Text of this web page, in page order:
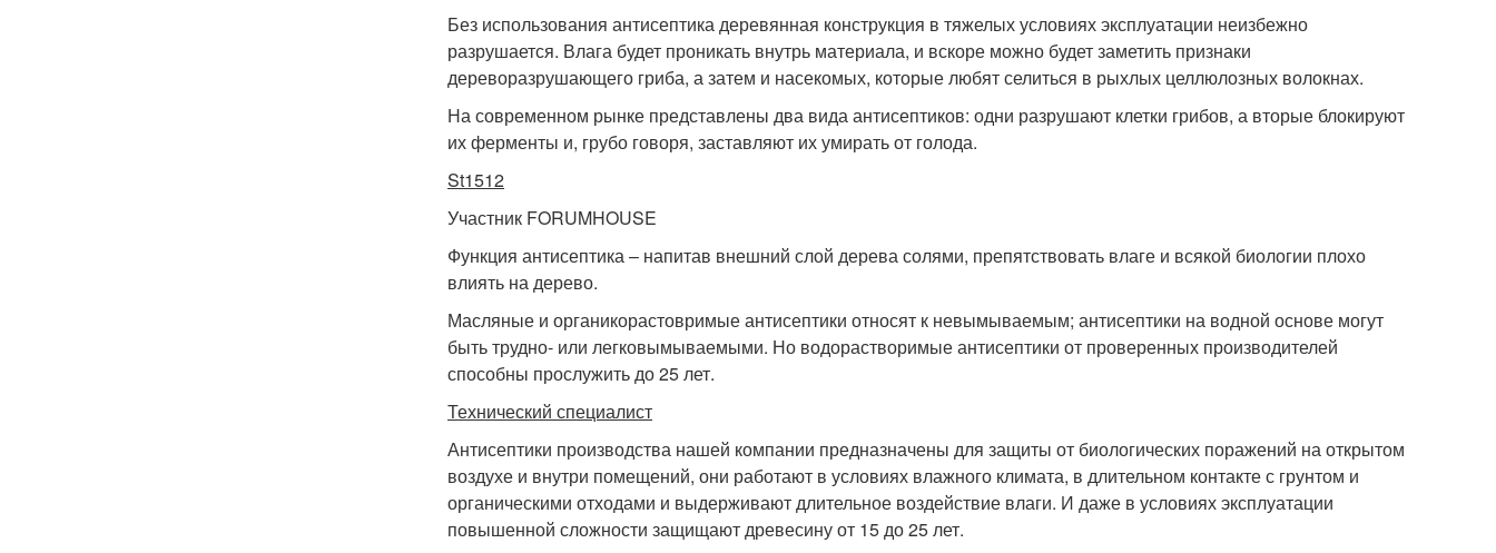
Без использования антисептика деревянная конструкция в тяжелых условиях эксплуатации неизбежно
разрушается. Влага будет проникать внутрь материала, и вскоре можно будет заметить признаки
дереворазрушающего гриба, а затем и насекомых, которые любят селиться в рыхлых целлюлозных волокнах.
На современном рынке представлены два вида антисептиков: одни разрушают клетки грибов, а вторые блокируют
их ферменты и, грубо говоря, заставляют их умирать от голода.
St1512
Участник FORUMHOUSE
Функция антисептика – напитав внешний слой дерева солями, препятствовать влаге и всякой биологии плохо
влиять на дерево.
Масляные и органикорастовримые антисептики относят к невымываемым; антисептики на водной основе могут
быть трудно- или легковымываемыми. Но водорастворимые антисептики от проверенных производителей
способны прослужить до 25 лет.
Технический специалист
Антисептики производства нашей компании предназначены для защиты от биологических поражений на открытом
воздухе и внутри помещений, они работают в условиях влажного климата, в длительном контакте с грунтом и
органическими отходами и выдерживают длительное воздействие влаги. И даже в условиях эксплуатации
повышенной сложности защищают древесину от 15 до 25 лет.